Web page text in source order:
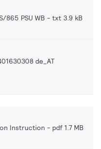
865 PSU WB txt 3.9 kB
de_AT
Instruction pdf 1.7 MB